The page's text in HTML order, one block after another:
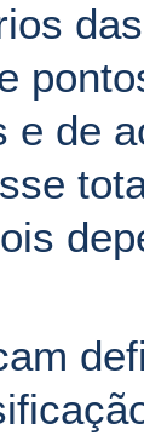
e de